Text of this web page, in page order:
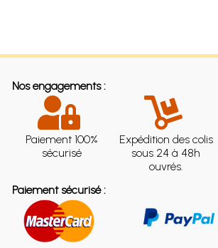
Nos engagements :
Paiement 100%
sécurisé
Expédition des colis
sous 24 à 48h
ouvrés.
Paiement sécurisé :